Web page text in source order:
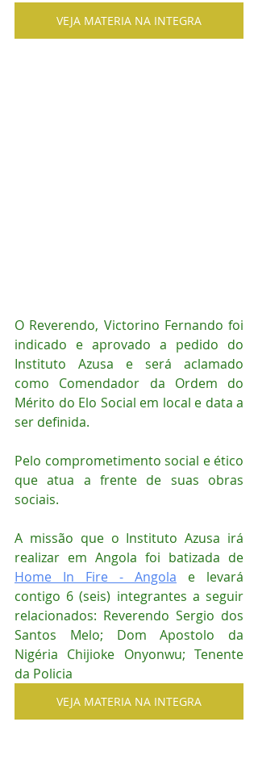
VEJA MATERIA NA INTEGRA
O Reverendo, Victorino Fernando foi
indicado e aprovado a pedido do
Instituto Azusa e será aclamado
como Comendador da Ordem do
Mérito do Elo Social em local e data a
ser definida.
Pelo comprometimento social e ético
que atua a frente de suas obras
sociais.
A missão que o Instituto Azusa irá
Home In Fire - Angola e levará
contigo 6 (seis) integrantes a seguir
relacionados: Reverendo Sergio dos
Santos Melo; Dom Apostolo da
Nigéria Chijioke Onyonwu; Tenente
da Policia
VEJA MATERIA NA INTEGRA